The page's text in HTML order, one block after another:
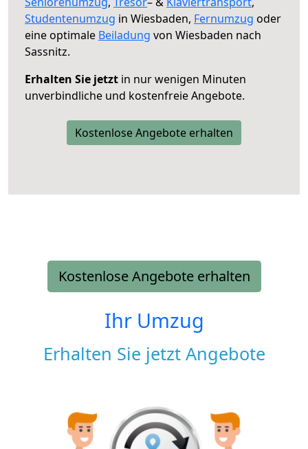
Studentenumzug in Wiesbaden, Fernumzug oder
eine optimale Beiladung von Wiesbaden nach
Sassnitz.
Erhalten Sie jetzt in nur wenigen Minuten
unverbindliche und kostenfreie Angebote.
Kostenlose Angebote erhalten
Kostenlose Angebote erhalten
Ihr Umzug
Erhalten Sie jetzt Angebote